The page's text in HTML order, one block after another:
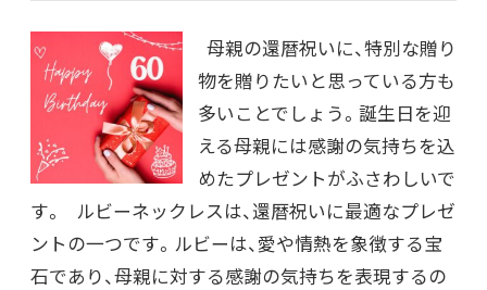
母親の還暦祝いに、特別な贈り
物を贈りたいと思っている方も
多いことでしょう。誕生日を迎
える母親には感謝の気持ちを込
めたプレゼントがふさわしいで
す。 ルビーネックレスは、還暦祝いに最適なプレゼ
ントの一つです。ルビーは、愛や情熱を象徴する宝
石であり、母親に対する感謝の気持ちを表現するの